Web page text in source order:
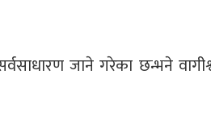
जाने गरेका छन्भने